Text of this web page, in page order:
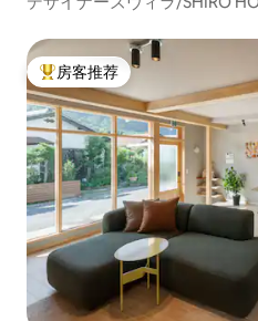
热门「房客推荐」
房客推荐